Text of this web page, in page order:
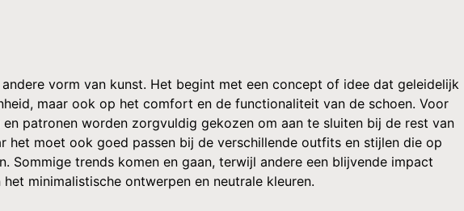
vorm van kunst. Het begint met een concept of idee dat geleidelijk
maar ook op het comfort en de functionaliteit van de schoen. Voor
patronen worden zorgvuldig gekozen om aan te sluiten bij de rest van
het moet ook goed passen bij de verschillende outfits en stijlen die op
trends komen en gaan, terwijl andere een blijvende impact
minimalistische ontwerpen en neutrale kleuren.